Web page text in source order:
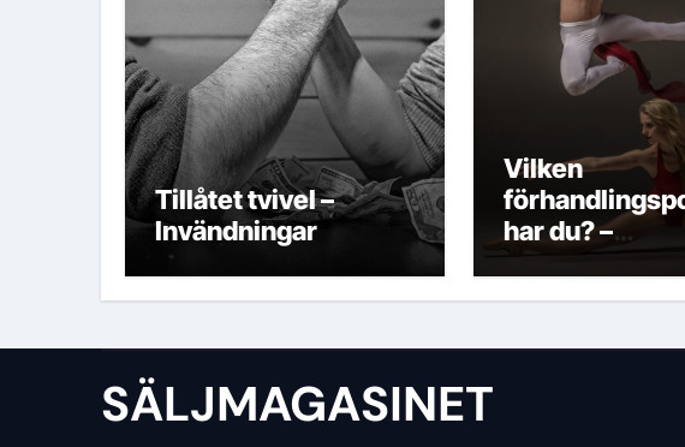
Tillåtet tvivel –
Invändningar
Vilken
har du? –
SÄLJMAGASINET